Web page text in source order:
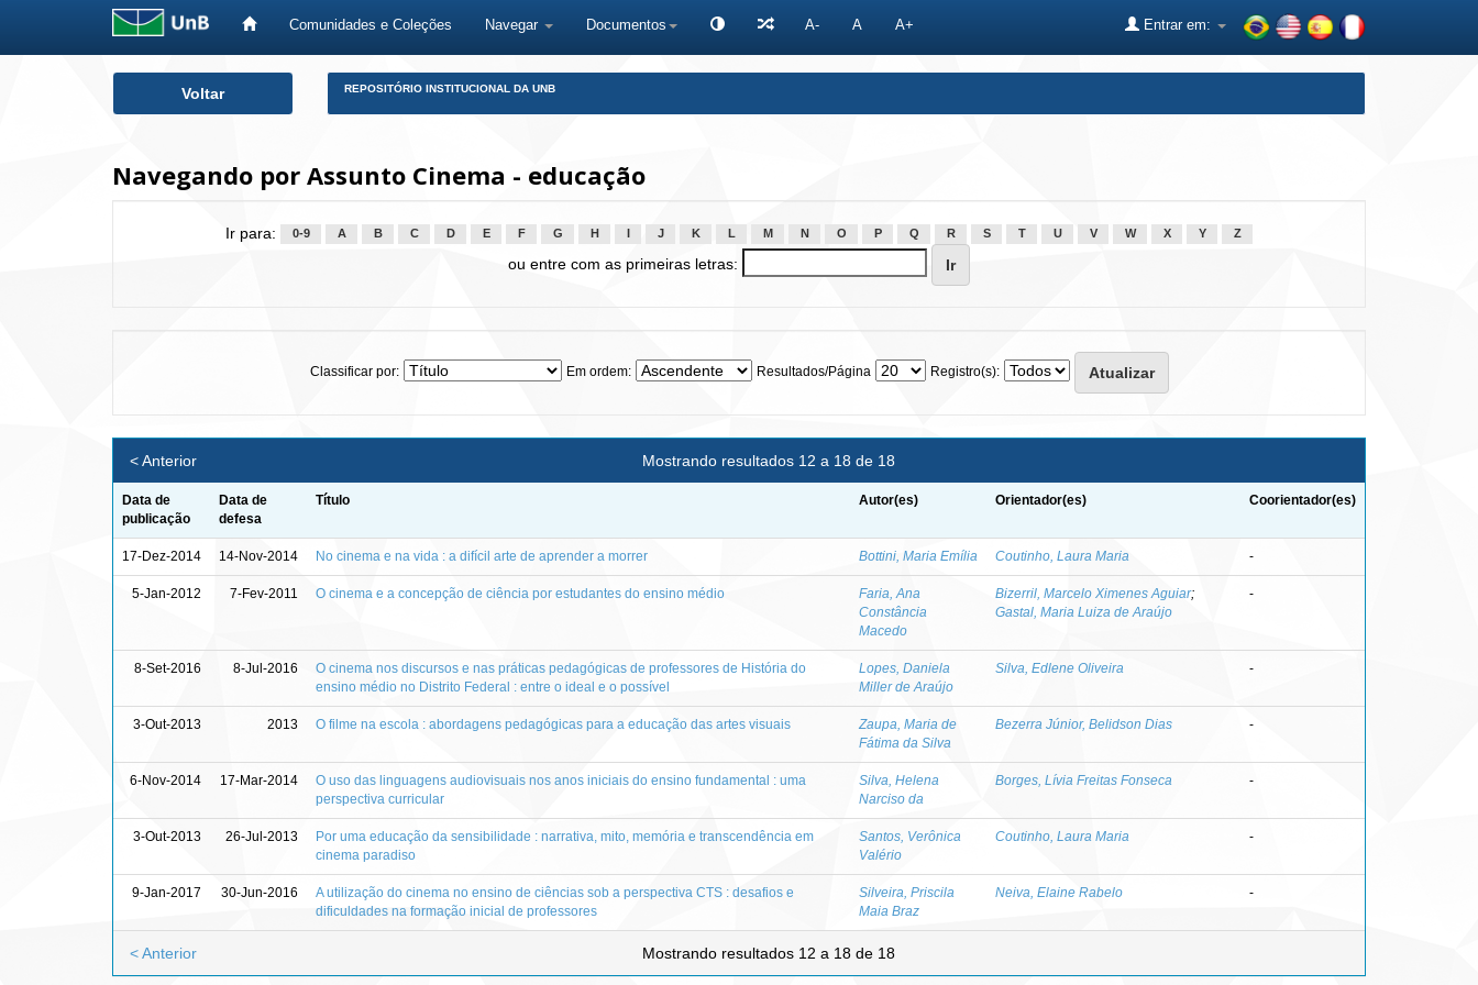
Comunidades e Coleções Navegar Documentos A- A A+ Entrar em:
Voltar REPOSITÓRIO INSTITUCIONAL DA UNB
Navegando por Assunto Cinema - educação
Ir para: 0-9 A B C D E F G H J K L M N O P Q R S T U V W X Y Z
ou entre com as primeiras letras:
Classificar por: Em ordem: Resultados/Página Registro(s):
Mostrando resultados 12 a 18 de 18
< Anterior
Data de
publicação
Data de
defesa
Título Autor(es) Orientador(es) Coorientador(es)
17-Dez-2014 14-Nov-2014 No cinema e na vida : a difícil arte de aprender a morrer Bottini, Maria Emília Coutinho, Laura Maria -
5-Jan-2012 7-Fev-2011 O cinema e a concepção de ciência por estudantes do ensino médio
Faria, Ana
Constância
Macedo
Bizerril, Marcelo Ximenes Aguiar;
Gastal, Maria Luiza de Araújo
-
8-Set-2016 8-Jul-2016
O cinema nos discursos e nas práticas pedagógicas de professores de História do
ensino médio no Distrito Federal : entre o ideal e o possível
Lopes, Daniela
Miller de Araújo
Silva, Edlene Oliveira -
3-Out-2013 2013 O filme na escola : abordagens pedagógicas para a educação das artes visuais
Zaupa, Maria de
Fátima da Silva
Bezerra Júnior, Belidson Dias -
6-Nov-2014 17-Mar-2014
O uso das linguagens audiovisuais nos anos iniciais do ensino fundamental : uma
perspectiva curricular
Silva, Helena
Narciso da
Borges, Lívia Freitas Fonseca -
3-Out-2013 26-Jul-2013
Por uma educação da sensibilidade : narrativa, mito, memória e transcendência em
cinema paradiso
Santos, Verônica
Valério
Coutinho, Laura Maria -
9-Jan-2017 30-Jun-2016
A utilização do cinema no ensino de ciências sob a perspectiva CTS : desafios e
dificuldades na formação inicial de professores
Silveira, Priscila
Maia Braz
Neiva, Elaine Rabelo -
Mostrando resultados 12 a 18 de 18
< Anterior